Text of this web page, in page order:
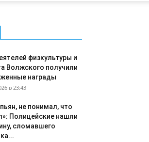
физкультуры и
Волжского получили
награды
в 23:43
не понимал, что
Полицейские нашли
сломавшего